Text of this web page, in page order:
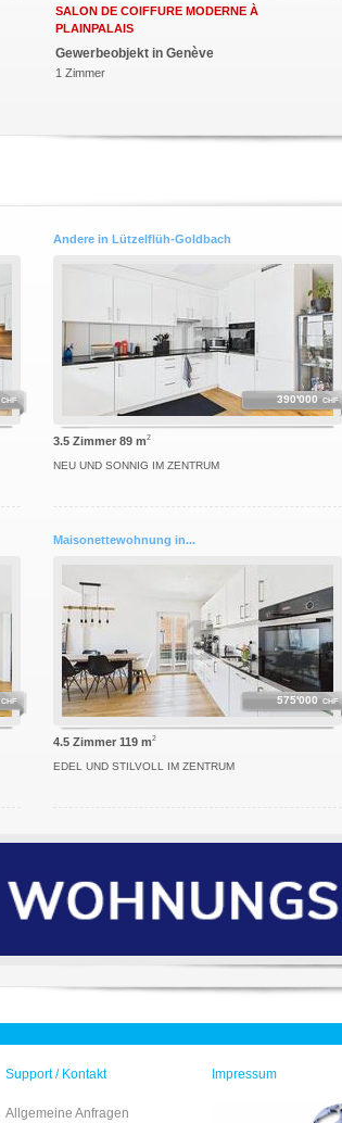
SALON DE COIFFURE MODERNE À
PLAINPALAIS
Gewerbeobjekt in Genève
1 Zimmer
CHF
Andere in Lützelflüh-Goldbach
390'000 CHF
3.5 Zimmer 89 m2
NEU UND SONNIG IM ZENTRUM
CHF
Maisonettewohnung in...
575'000 CHF
4.5 Zimmer 119 m2
EDEL UND STILVOLL IM ZENTRUM
Support / Kontakt
Allgemeine Anfragen
Impressum